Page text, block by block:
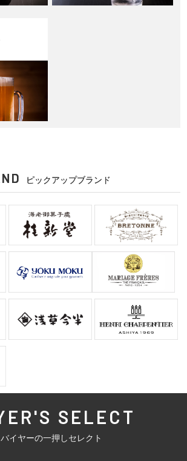
ピックアップブランド
SELECT
バイヤーの一押しセレクト